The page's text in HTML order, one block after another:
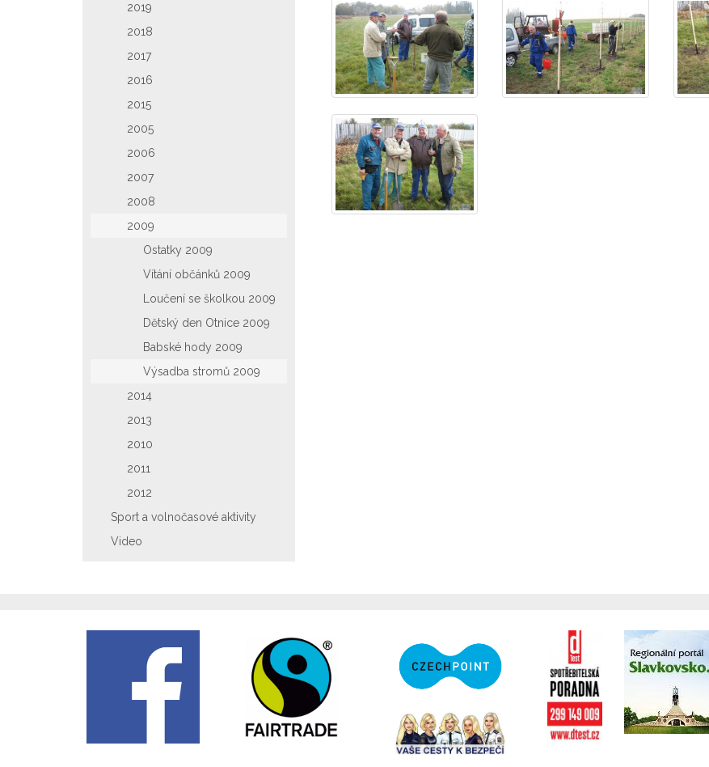
2019
2018
2017
2016
2015
2005
2006
2007
2008
2009
Ostatky 2009
Vítání občánků 2009
Loučení se školkou 2009
Dětský den Otnice 2009
Babské hody 2009
Výsadba stromů 2009
2014
2013
2010
2011
2012
Sport a volnočasové aktivity
Video